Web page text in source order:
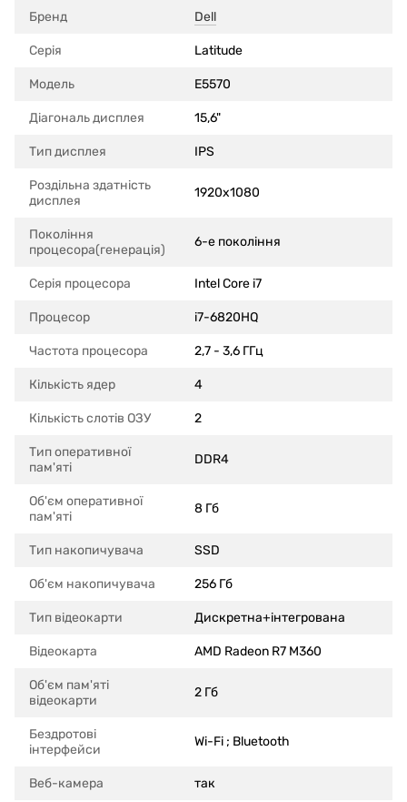
Бренд Dell
Серія Latitude
Модель E5570
Діагональ дисплея 15,6"
Тип дисплея IPS
Роздільна здатність
дисплея
1920x1080
Покоління
процесора(генерація)
6-е покоління
Серія процесора Intel Core i7
Процесор i7-6820HQ
Частота процесора 2,7 - 3,6 ГГц
Кількість ядер 4
Кількість слотів ОЗУ 2
Тип оперативної
пам'яті
DDR4
Об'єм оперативної
пам'яті
8 Гб
Тип накопичувача SSD
Об'єм накопичувача 256 Гб
Тип відеокарти Дискретна+інтегрована
Відеокарта AMD Radeon R7 M360
Об'єм пам'яті
відеокарти
2 Гб
Бездротові
інтерфейси
Wi-Fi ; Bluetooth
Веб-камера так